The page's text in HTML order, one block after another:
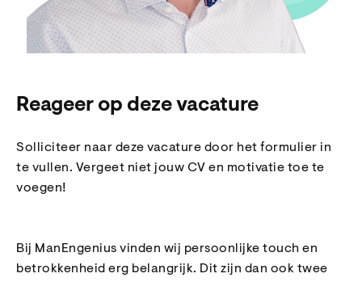
Reageer op deze vacature
Solliciteer naar deze vacature door het formulier in
te vullen. Vergeet niet jouw CV en motivatie toe te
voegen!
Bij ManEngenius vinden wij persoonlijke touch en
betrokkenheid erg belangrijk. Dit zijn dan ook twee